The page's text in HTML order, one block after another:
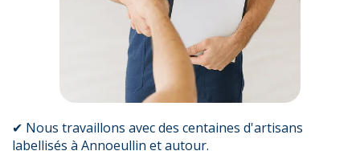
✔ Nous travaillons avec des centaines d'artisans
labellisés à Annoeullin et autour.